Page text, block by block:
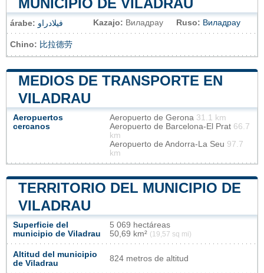
MUNICIPIO DE VILADRAU
árabe: فيلادراو Kazajo: Виладрау Ruso: Виладрау
Chino: 比拉德劳
MEDIOS DE TRANSPORTE EN
VILADRAU
Aeropuertos
cercanos
Aeropuerto de Gerona 31.1 km
Aeropuerto de Barcelona-El Prat 66.7
km
Aeropuerto de Andorra-La Seu 97.7
km
TERRITORIO DEL MUNICIPIO DE
VILADRAU
Superficie del
municipio de Viladrau
5 069 hectáreas
50,69 km² (19,57 sq mi)
Altitud del municipio
de Viladrau
824 metros de altitud